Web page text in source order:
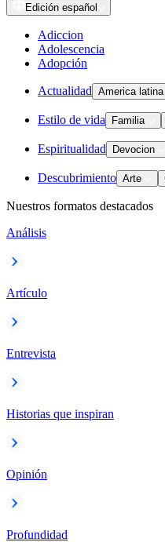
Edición español
Adiccion
Adolescencia
Adopción
Actualidad America latina
Estilo de vida Familia
Espiritualidad Devocion
Descubrimiento Arte
Nuestros formatos destacados
Análisis
Artículo
Entrevista
Historias que inspiran
Opinión
Profundidad